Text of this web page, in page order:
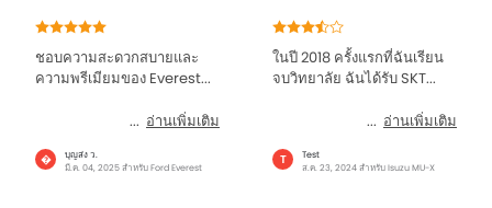
ชอบความสะดวกสบายและ
ความพรีเมียมของ Everest...
อ่านเพิ่มเติม
�
บุญส่ง ว.
มี.ค. 04, 2025 สำหรับ Ford Everest
ในปี 2018 ครั้งแรกที่ฉันเรียน
จบวิทยาลัย ฉันได้รับ SKT...
อ่านเพิ่มเติม
T
Test
ส.ค. 23, 2024 สำหรับ Isuzu MU-X